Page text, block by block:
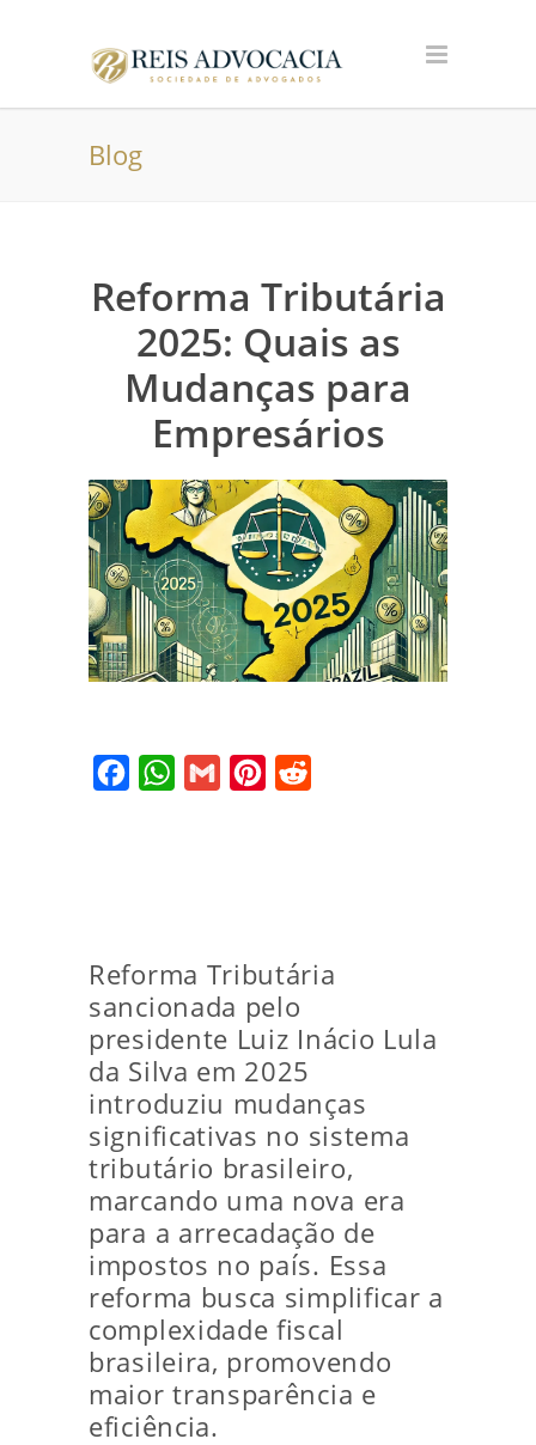
Blog
Reforma Tributária
2025: Quais as
Mudanças para
Empresários
FacebookWhatsApp
Gmail Pinterest
Reforma Tributária
sancionada pelo
presidente Luiz Inácio Lula
da Silva em 2025
introduziu mudanças
significativas no sistema
tributário brasileiro,
marcando uma nova era
para a arrecadação de
impostos no país. Essa
reforma busca simplificar a
complexidade fiscal
brasileira, promovendo
maior transparência e
eficiência.